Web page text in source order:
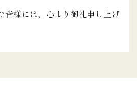
皆様には、心より御礼申し上げ